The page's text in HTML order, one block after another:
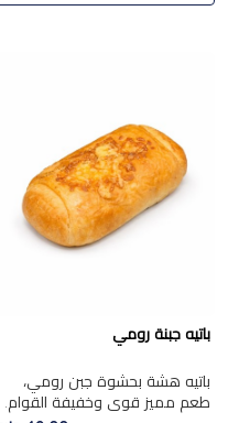
باتيه جبنة رومي
باتيه هشة بحشوة جبن رومي،
طعم مميز قوي وخفيفة القوام.